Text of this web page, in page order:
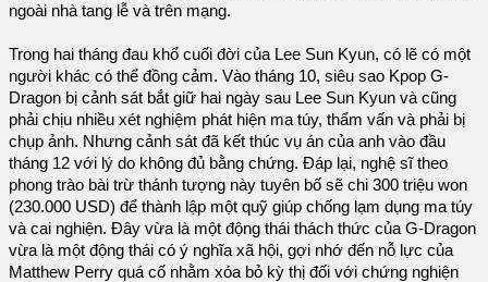
ngoài nhà tang lễ và trên mạng.
Trong hai tháng đau khổ cuối đời của Lee Sun Kyun, có lẽ có một
người khác có thể đồng cảm. Vào tháng 10, siêu sao Kpop G-
Dragon bị cảnh sát bắt giữ hai ngày sau Lee Sun Kyun và cũng
phải chịu nhiều xét nghiệm phát hiện ma túy, thẩm vấn và phải bị
chụp ảnh. Nhưng cảnh sát đã kết thúc vụ án của anh vào đầu
tháng 12 với lý do không đủ bằng chứng. Đáp lại, nghệ sĩ theo
phong trào bài trừ thánh tượng này tuyên bố sẽ chi 300 triệu won
(230.000 USD) để thành lập một quỹ giúp chống lạm dụng ma túy
và cai nghiện. Đây vừa là một động thái thách thức của G-Dragon
vừa là một động thái có ý nghĩa xã hội, gợi nhớ đến nỗ lực của
Matthew Perry quá cố nhằm xóa bỏ kỳ thị đối với chứng nghiện